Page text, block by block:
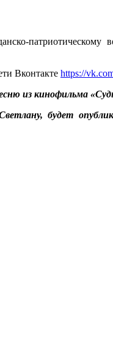
патриотическому
Вконтакте https://
из кинофильма
будет